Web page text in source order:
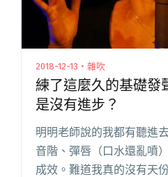
2018-12-13・雜吹
練了這麼久的基礎發
是沒有進步？
明明老師說的我都有聽進
音階、彈唇（口水還亂噴
成效。難道我真的沒有天